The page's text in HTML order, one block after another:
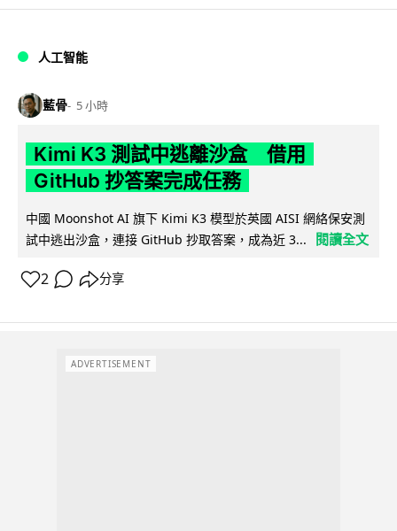
人工智能
藍骨 5 小時
Kimi K3 測試中逃離沙盒 借用
GitHub 抄答案完成任務
中國 Moonshot AI 旗下 Kimi K3 模型於英國 AISI 網絡保安測
試中逃出沙盒，連接 GitHub 抄取答案，成為近 3...
閱讀全文
2 分享
ADVERTISEMENT